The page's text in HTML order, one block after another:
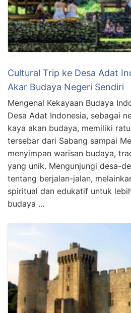
Cultural Trip ke Desa Adat
Akar Budaya Negeri Sendiri
Mengenal Kekayaan Budaya
Desa Adat Indonesia, sebagai
kaya akan budaya, memiliki
tersebar dari Sabang sampai
menyimpan warisan budaya,
yang unik. Mengunjungi desa-
tentang berjalan-jalan,
spiritual dan edukatif untuk
budaya …